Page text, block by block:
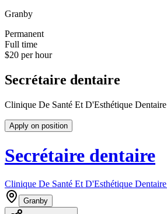
Granby
Permanent
Full time
$20 per hour
Secrétaire dentaire
Clinique De Santé Et D'Esthétique
Apply on position
Secrétaire dentaire
Clinique De Santé Et D'Esthétique
Granby